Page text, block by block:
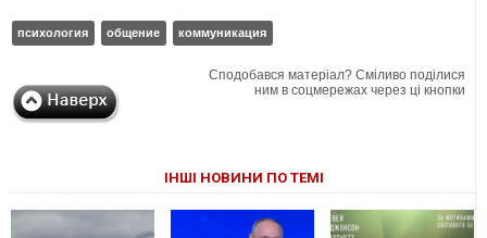
психология общение коммуникация
Сподобався матеріал? Сміливо поділися
ним в соцмережах через ці кнопки
ІНШІ НОВИНИ ПО ТЕМІ